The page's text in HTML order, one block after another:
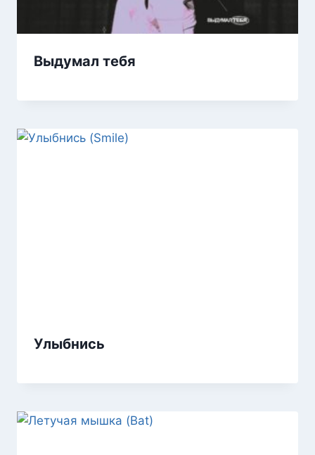
Выдумал тебя
Улыбнись